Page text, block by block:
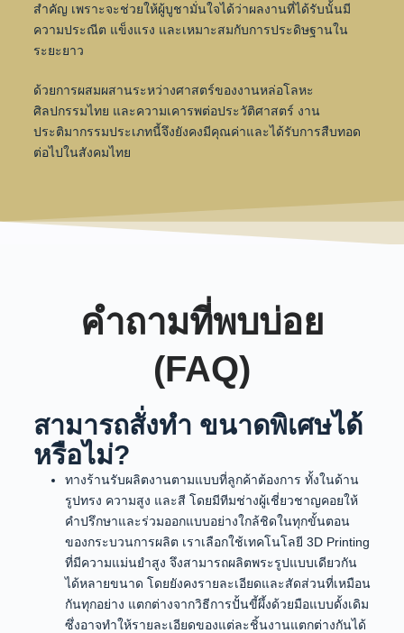
สำคัญ เพราะจะช่วยให้ผู้บูชามั่นใจได้ว่าผลงานที่ได้รับนั้นมี
ความประณีต แข็งแรง และเหมาะสมกับการประดิษฐานใน
ระยะยาว
ด้วยการผสมผสานระหว่างศาสตร์ของงานหล่อโลหะ
ศิลปกรรมไทย และความเคารพต่อประวัติศาสตร์ งาน
ประติมากรรมประเภทนี้จึงยังคงมีคุณค่าและได้รับการสืบทอด
ต่อไปในสังคมไทย
คำถามที่พบบ่อย
(FAQ)
สามารถสั่งทำ ขนาดพิเศษได้
หรือไม่?
ทางร้านรับผลิตงานตามแบบที่ลูกค้าต้องการ ทั้งในด้าน
รูปทรง ความสูง และสี โดยมีทีมช่างผู้เชี่ยวชาญคอยให้
คำปรึกษาและร่วมออกแบบอย่างใกล้ชิดในทุกขั้นตอน
ของกระบวนการผลิต เราเลือกใช้เทคโนโลยี 3D Printing
ที่มีความแม่นยำสูง จึงสามารถผลิตพระรูปแบบเดียวกัน
ได้หลายขนาด โดยยังคงรายละเอียดและสัดส่วนที่เหมือน
กันทุกอย่าง แตกต่างจากวิธีการปั้นขี้ผึ้งด้วยมือแบบดั้งเดิม
ซึ่งอาจทำให้รายละเอียดของแต่ละชิ้นงานแตกต่างกันได้